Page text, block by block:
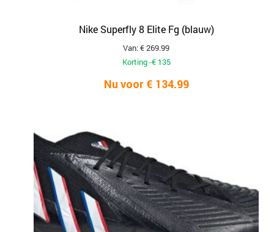
Nike Superfly 8 Elite Fg (blauw)
Van: € 269.99
Korting -€ 135
Nu voor € 134.99